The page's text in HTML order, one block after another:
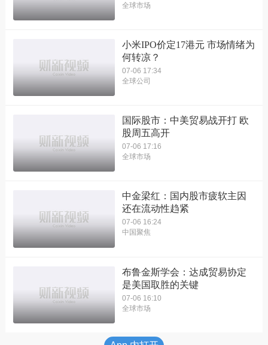
全球市场
小米IPO价定17港元 市场情绪为
何转凉？
07-06 17:34
全球公司
国际股市：中美贸易战开打 欧
股周五高开
07-06 17:16
全球市场
中金梁红：国内股市疲软主因
还在流动性趋紧
07-06 16:24
中国聚焦
布鲁金斯学会：达成贸易协定
是美国取胜的关键
07-06 16:10
全球市场